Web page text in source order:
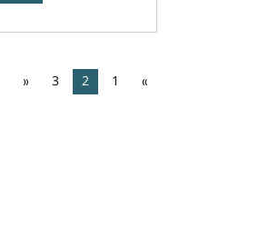
»
1
2
3
«